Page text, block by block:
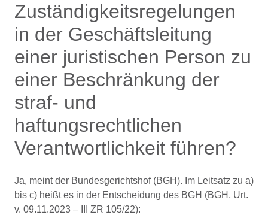
Zuständigkeitsregelungen
in der Geschäftsleitung
einer juristischen Person zu
einer Beschränkung der
straf- und
haftungsrechtlichen
Verantwortlichkeit führen?
Ja, meint der Bundesgerichtshof (BGH). Im Leitsatz zu a)
bis c) heißt es in der Entscheidung des BGH (BGH, Urt.
v. 09.11.2023 – III ZR 105/22):